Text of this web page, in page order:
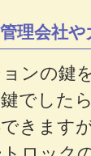
理会社
ンの鍵
でした
きます